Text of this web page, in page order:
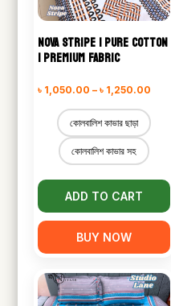
NOVA STRIPE | PURE COTTON
| PREMIUM FABRIC
৳ 1,050.00 – ৳ 1,250.00
কোলবালিশ কাভার ছাড়া
কোলবালিশ কাভার সহ
ADD TO CART
BUY NOW